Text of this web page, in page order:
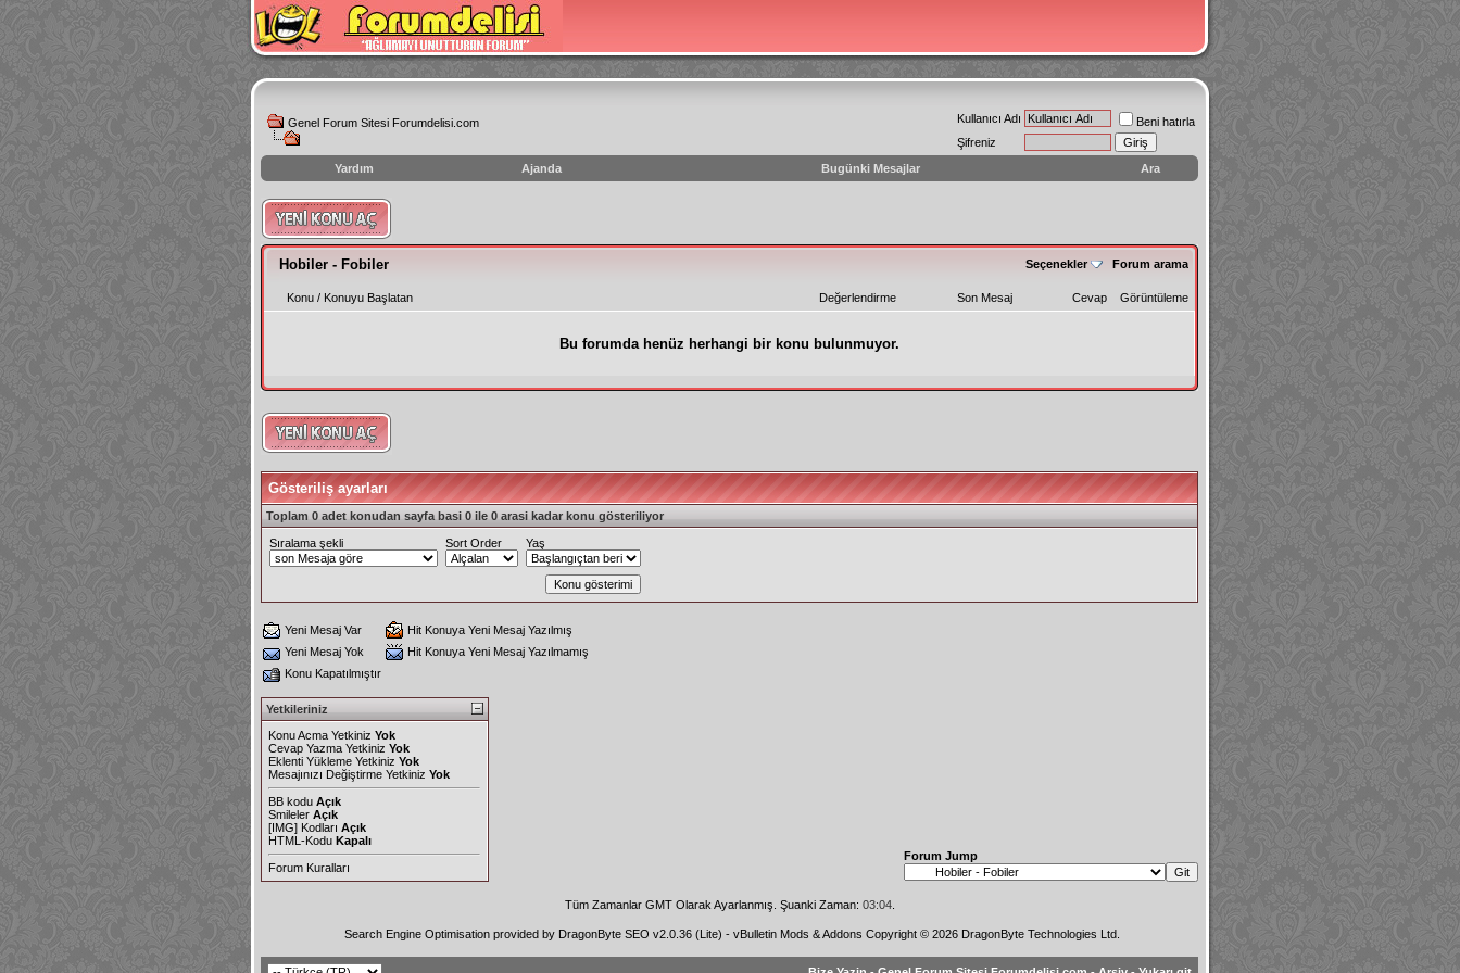
Genel Forum Sitesi Forumdelisi.com Kullanıcı Adı
Beni hatırla
Şifreniz
Yardım
Ajanda Bugünki Mesajlar Ara
instagram
izlenme
hilesi
Hobiler - Fobiler
Seçenekler Forum arama
Değerlendirme
Konu / Konuyu Başlatan Son Mesaj Cevap Görüntüleme
Bu forumda henüz herhangi bir konu bulunmuyor.
Gösteriliş ayarları
Toplam 0 adet konudan sayfa basi 0 ile 0 arasi kadar konu gösteriliyor
Sıralama şekli Sort Order Yaş
Yeni Mesaj Var
Hit Konuya Yeni Mesaj Yazılmış
Yeni Mesaj Yok
Hit Konuya Yeni Mesaj Yazılmamış
Konu Kapatılmıştır
Yetkileriniz
Konu Acma Yetkiniz Yok
Cevap Yazma Yetkiniz Yok
Eklenti Yükleme Yetkiniz Yok
Mesajınızı Değiştirme Yetkiniz Yok
BB kodu Açık
Smileler Açık
[IMG] Kodları Açık
HTML-Kodu Kapalı
Forum Kuralları
Forum Jump
Tüm Zamanlar GMT Olarak Ayarlanmış. Şuanki Zaman: 03:04.
Search Engine Optimisation provided by DragonByte SEO v2.0.36 (Lite) - vBulletin Mods & Addons Copyright © 2026 DragonByte Technologies Ltd.